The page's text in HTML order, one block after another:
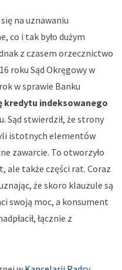
na uznawaniu
co i tak było dużym
z czasem orzecznictwo
roku Sąd Okręgowy w
w sprawie Banku
kredytu indeksowanego
Sąd stwierdził, że strony
istotnych elementów
zawarcie. To otworzyło
ale także części rat. Coraz
że skoro klauzule są
swoją moc, a konsument
łącznie z